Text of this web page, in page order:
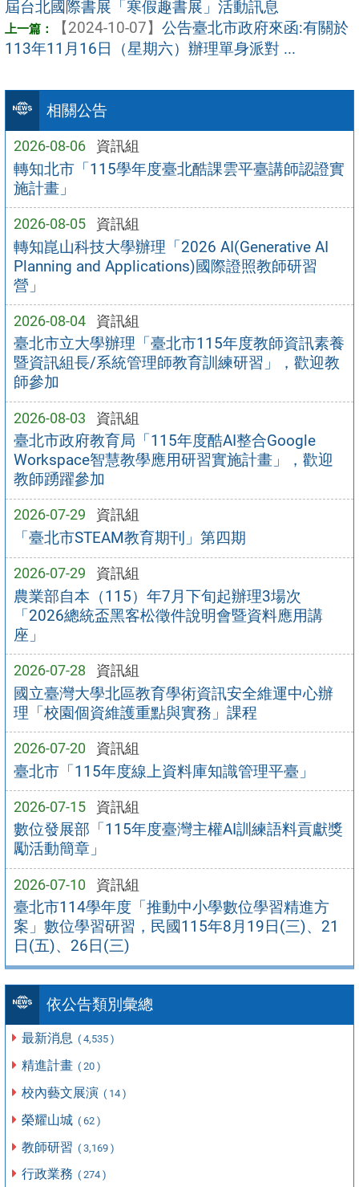
相關公告
2026-08-06 資訊組
轉知北市「115學年度臺北酷課雲平臺講師認證實
施計畫」
2026-08-05 資訊組
轉知崑山科技大學辦理「2026 AI(Generative AI
Planning and Applications)國際證照教師研習
營」
2026-08-04 資訊組
臺北市立大學辦理「臺北市115年度教師資訊素養
暨資訊組長/系統管理師教育訓練研習」，歡迎教
師參加
2026-08-03 資訊組
臺北市政府教育局「115年度酷AI整合Google
Workspace智慧教學應用研習實施計畫」，歡迎
教師踴躍參加
2026-07-29 資訊組
「臺北市STEAM教育期刊」第四期
2026-07-29 資訊組
農業部自本（115）年7月下旬起辦理3場次
「2026總統盃黑客松徵件說明會暨資料應用講
座」
2026-07-28 資訊組
國立臺灣大學北區教育學術資訊安全維運中心辦
理「校園個資維護重點與實務」課程
2026-07-20 資訊組
臺北市「115年度線上資料庫知識管理平臺」
2026-07-15 資訊組
數位發展部「115年度臺灣主權AI訓練語料貢獻獎
勵活動簡章」
2026-07-10 資訊組
臺北市114學年度「推動中小學數位學習精進方
案」數位學習研習，民國115年8月19日(三)、21
日(五)、26日(三)
依公告類別彙總
最新消息 ( 4,535 )
精進計畫 ( 20 )
校內藝文展演 ( 14 )
榮耀山城 ( 62 )
教師研習 ( 3,169 )
行政業務 ( 274 )
屆台北國際書展「寒假趣書展」活動訊息
【2024-10-07】 公告臺北市政府來函:有關於
113年11月16日（星期六）辦理單身派對 ...